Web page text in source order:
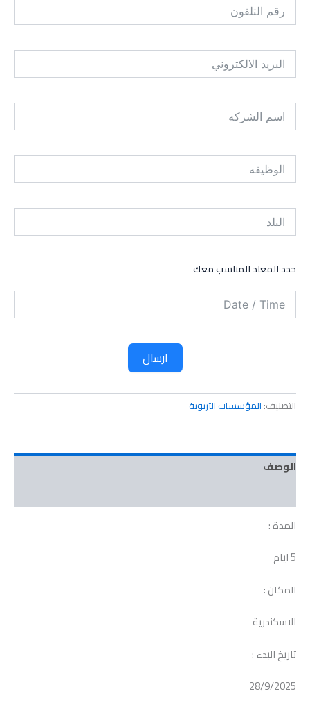
حدد المعاد المناسب معك
ارسال
التصنيف: المؤسسات التربوية
الوصف
المدة :
5 ايام
المكان :
الاسكندرية
تاريخ البدء :
28/9/2025